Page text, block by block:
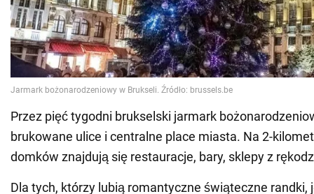
Przez pięć tygodni brukselski jarmark
brukowane ulice i centralne place miasta. Na 2-
domków znajdują się restauracje, bary, sklepy z
Dla tych, którzy lubią romantyczne świąteczne randki,